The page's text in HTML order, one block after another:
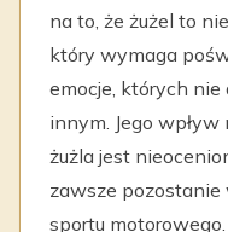
na to, że żużel to
który wymaga
emocje, których
innym. Jego
żużla jest
zawsze
sportu motorowego.